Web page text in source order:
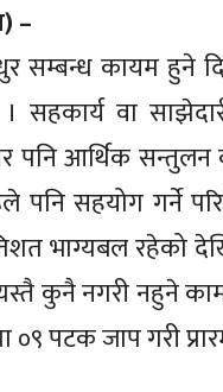
–
सम्बन्ध कायम हुने
वा
पनि आर्थिक
सहयोग गर्ने
भाग्यबल रहेको
त्यस्तै कुनै नगरी नहुने
पटक जाप गरी